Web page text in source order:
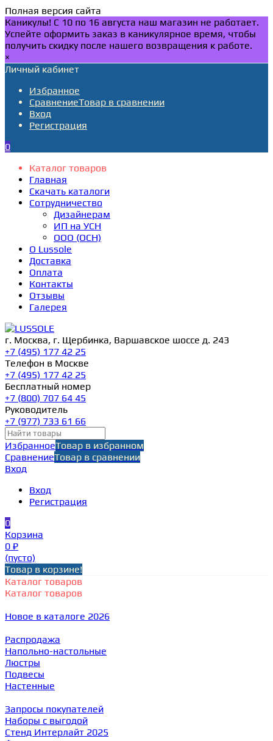
Полная версия сайта
Каникулы! С 10 по 16 августа наш магазин не работает.
Успейте оформить заказ в каникулярное время, чтобы
получить скидку после нашего возвращения к работе.
×
Личный кабинет
Избранное
СравнениеТовар в сравнении
Вход
Регистрация
0
Каталог товаров
Главная
Скачать каталоги
Сотрудничество
Дизайнерам
ИП на УСН
ООО (ОСН)
О Lussole
Доставка
Оплата
Контакты
Отзывы
Галерея
г. Москва, г. Щербинка, Варшавское шоссе д. 243
+7 (495) 177 42 25
Телефон в Москве
+7 (495) 177 42 25
Бесплатный номер
+7 (800) 707 64 45
Руководитель
+7 (977) 733 61 66
ИзбранноеТовар в избранном
СравнениеТовар в сравнении
Вход
Вход
Регистрация
0
Корзина
0 ₽
(пусто)
Товар в корзине!
Каталог товаров
Каталог товаров
Новое в каталоге 2026
Распродажа
Напольно-настольные
Люстры
Подвесы
Настенные
Запросы покупателей
Наборы с выгодой
Стенд Интерлайт 2025